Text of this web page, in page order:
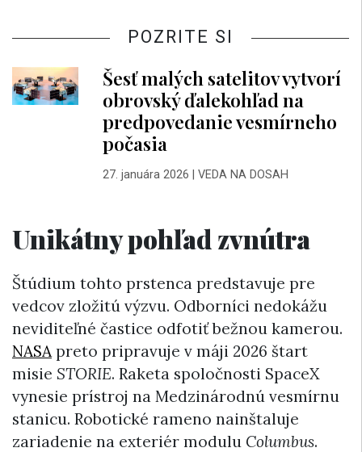
POZRITE SI
Šesť malých satelitov vytvorí
obrovský ďalekohľad na
predpovedanie vesmírneho
počasia
27. januára 2026 VEDA NA DOSAH
Unikátny pohľad zvnútra
Štúdium tohto prstenca predstavuje pre
vedcov zložitú výzvu. Odborníci nedokážu
neviditeľné častice odfotiť bežnou kamerou.
NASApreto pripravuje v máji 2026 štart
misie STORIE. Raketa spoločnosti SpaceX
vynesie prístroj na Medzinárodnú vesmírnu
stanicu. Robotické rameno nainštaluje
zariadenie na exteriér modulu Columbus.